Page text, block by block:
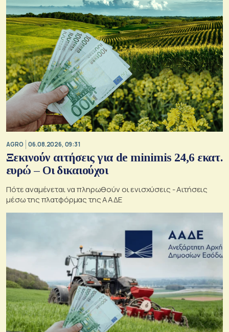
AGRO 06.08.2026, 09:31
Ξεκινούν αιτήσεις για de minimis 24,6 εκατ.
ευρώ – Οι δικαιούχοι
Πότε αναμένεται να πληρωθούν οι ενισχύσεις - Αιτήσεις
μέσω της πλατφόρμας της ΑΑΔΕ